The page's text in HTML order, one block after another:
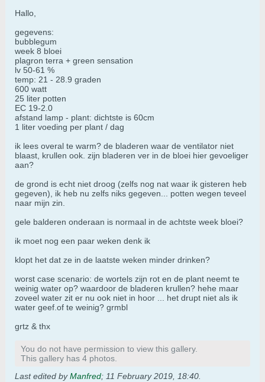
Hallo,
gegevens:
bubblegum
week 8 bloei
plagron terra + green sensation
lv 50-61 %
temp: 21 - 28.9 graden
600 watt
25 liter potten
EC 19-2.0
afstand lamp - plant: dichtste is 60cm
1 liter voeding per plant / dag
ik lees overal te warm? de bladeren waar de ventilator niet
blaast, krullen ook. zijn bladeren ver in de bloei hier gevoeliger
aan?
de grond is echt niet droog (zelfs nog nat waar ik gisteren heb
gegeven), ik heb nu zelfs niks gegeven... potten wegen teveel
naar mijn zin.
gele balderen onderaan is normaal in de achtste week bloei?
ik moet nog een paar weken denk ik
klopt het dat ze in de laatste weken minder drinken?
worst case scenario: de wortels zijn rot en de plant neemt te
weinig water op? waardoor de bladeren krullen? hehe maar
zoveel water zit er nu ook niet in hoor ... het drupt niet als ik
water geef.of te weinig? grmbl
grtz & thx
You do not have permission to view this gallery.
This gallery has 4 photos.
Last edited byManfred; 11 February 2019, 18:40